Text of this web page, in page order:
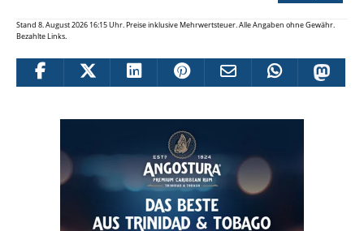
Stand 8. August 2026 16:15 Uhr. Preise inklusive Mehrwertsteuer. Alle Angaben ohne Gewähr.
Bezahlte Links.